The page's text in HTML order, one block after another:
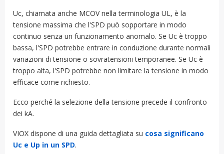
Uc, chiamata anche MCOV nella terminologia UL, è la
tensione massima che l'SPD può sopportare in modo
continuo senza un funzionamento anomalo. Se Uc è troppo
bassa, l'SPD potrebbe entrare in conduzione durante normali
variazioni di tensione o sovratensioni temporanee. Se Uc è
troppo alta, l'SPD potrebbe non limitare la tensione in modo
efficace come richiesto.
Ecco perché la selezione della tensione precede il confronto
dei kA.
VIOX dispone di una guida dettagliata su cosa significano
Uc e Up in un SPD.